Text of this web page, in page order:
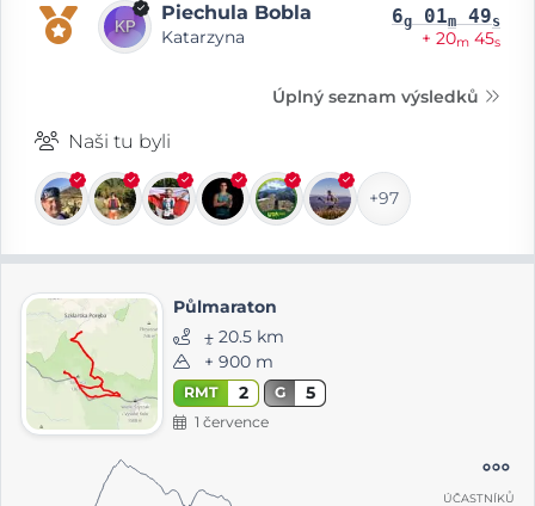
Piechula Bobla
Katarzyna
6g 01m 49s
+ 20m 45s
Úplný seznam výsledků
Naši tu byli
+97
Půlmaraton
⨦ 20.5 km
+ 900 m
RMT 2 G 5
1 července
ÚČASTNÍKŮ